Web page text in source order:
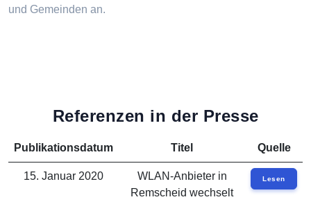
und Gemeinden an.
Referenzen in der Presse
Publikationsdatum Titel Quelle
15. Januar 2020
WLAN-Anbieter in
Remscheid wechselt
Lesen